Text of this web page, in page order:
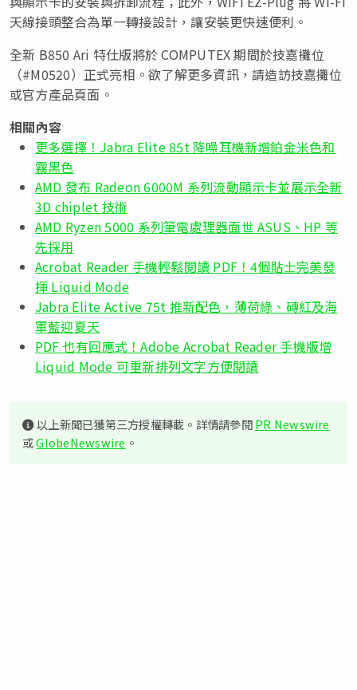
天線接頭整合為單一轉接設計，讓安裝更快速便利。
全新 B850 Ari 特仕版將於 COMPUTEX 期間於技嘉攤位
（#M0520）正式亮相。欲了解更多資訊，請造訪技嘉攤位
或官方產品頁面。
相關內容
更多選擇！Jabra Elite 85t 降噪耳機新增鉑金米色和
霧黑色
AMD 發布 Radeon 6000M 系列流動顯示卡並展示全新
3D chiplet 技術
AMD Ryzen 5000 系列筆電處理器面世 ASUS、HP 等
先採用
Acrobat Reader 手機輕鬆閱讀 PDF！4個貼士完美發
揮 Liquid Mode
Jabra Elite Active 75t 推新配色，薄荷綠、磚紅及海
軍藍迎夏天
PDF 也有回應式！Adobe Acrobat Reader 手機版增
Liquid Mode 可重新排列文字方便閱讀
以上新聞已獲第三方授權轉載。詳情請參閱PR Newswire
或GlobeNewswire 。